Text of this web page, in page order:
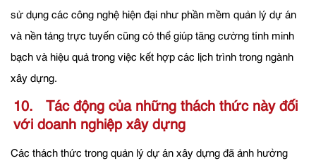
sử dụng các công nghệ hiện đại như phần mềm quản lý dự án
và nền tảng trực tuyến cũng có thể giúp tăng cường tính minh
bạch và hiệu quả trong việc kết hợp các lịch trình trong ngành
xây dựng.
10. Tác động của những thách thức này đối
với doanh nghiệp xây dựng
Các thách thức trong quản lý dự án xây dựng đã ảnh hưởng